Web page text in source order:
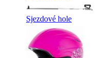
Sjezdové hole